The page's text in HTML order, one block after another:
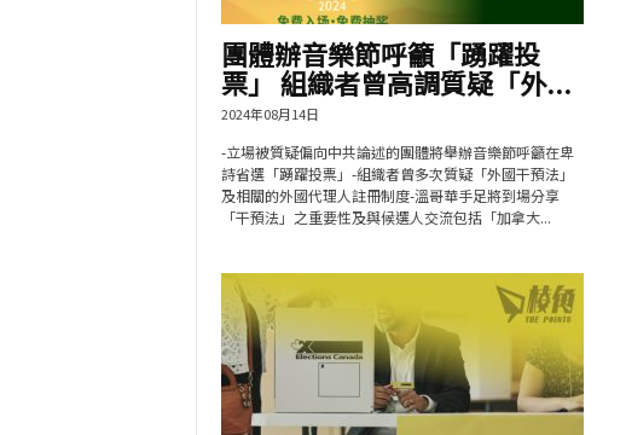
團體辦音樂節呼籲「踴躍投
票」 組織者曾高調質疑「外...
2024年08月14日
-立場被質疑偏向中共論述的團體將舉辦音樂節呼籲在卑
詩省選「踴躍投票」-組織者曾多次質疑「外國干預法」
及相關的外國代理人註冊制度-溫哥華手足將到場分享
「干預法」之重要性及與候選人交流包括「加拿大...